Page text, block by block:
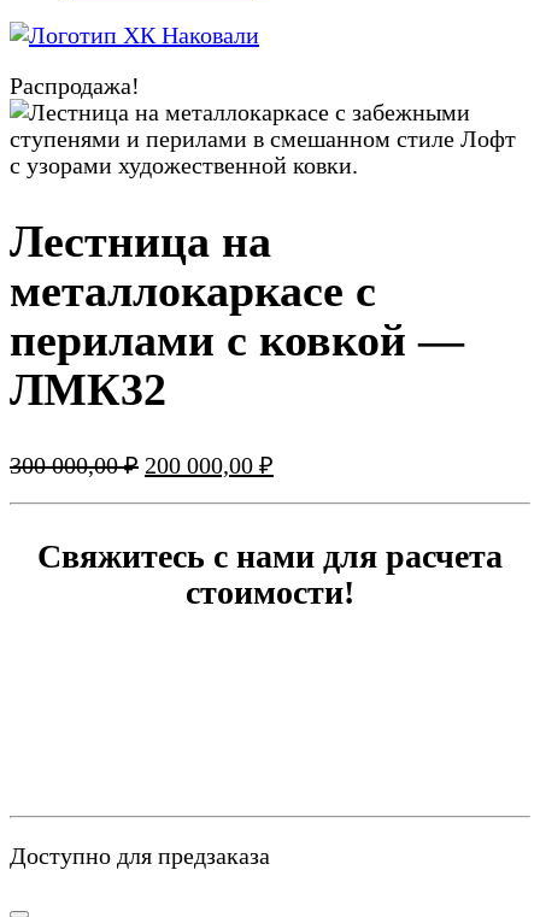
Распродажа!
Zoom
Лестница на
металлокаркасе с
перилами с ковкой —
ЛМК32
300 000,00₽ Первоначальная
000,00 ₽.
200 000,00 ₽
Свяжитесь с нами для расчета
стоимости!
Доступно для предзаказа